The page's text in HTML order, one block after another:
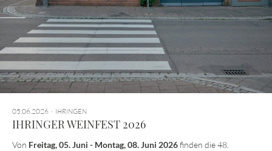
05.06.2026 IHRINGEN
IHRINGER WEINFEST 2026
Von Freitag, 05. Juni - Montag, 08. Juni 2026finden die 48.